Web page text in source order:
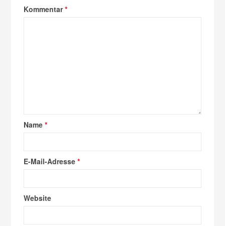
Kommentar*
Name*
E-Mail-Adresse*
Website